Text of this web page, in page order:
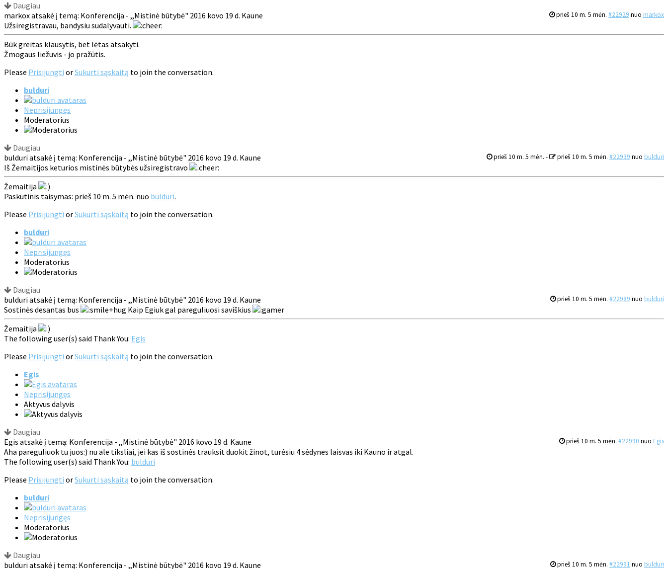
Daugiau
prieš 10 m. 5 mėn. #22929 nuo markox
markox atsakė į temą: Konferencija - ,,Mistinė būtybė" 2016 kovo 19 d. Kaune
Užsiregistravau, bandysiu sudalyvauti.
Būk greitas klausytis, bet lėtas atsakyti.
Žmogaus liežuvis - jo pražūtis.
Please Prisijungti orSukurti sąskaitą to join the conversation.
bulduri
Neprisijungęs
Moderatorius
Daugiau
prieš 10 m. 5 mėn. - prieš 10 m. 5 mėn. #22939 nuo bulduri
bulduri atsakė į temą: Konferencija - ,,Mistinė būtybė" 2016 kovo 19 d. Kaune
Iš Žemaitijos keturios mistinės būtybės užsiregistravo
Žemaitija
Paskutinis taisymas: prieš 10 m. 5 mėn. nuo bulduri.
Please Prisijungti orSukurti sąskaitą to join the conversation.
bulduri
Neprisijungęs
Moderatorius
Daugiau
prieš 10 m. 5 mėn. #22989 nuo bulduri
bulduri atsakė į temą: Konferencija - ,,Mistinė būtybė" 2016 kovo 19 d. Kaune
Sostinės desantas bus
Kaip Egiuk gal pareguliuosi saviškius
Žemaitija
The following user(s) said Thank You: Egis
Please Prisijungti orSukurti sąskaitą to join the conversation.
Egis
Neprisijungęs
Aktyvus dalyvis
Daugiau
prieš 10 m. 5 mėn. #22990 nuo Egis
Egis atsakė į temą: Konferencija - ,,Mistinė būtybė" 2016 kovo 19 d. Kaune
Aha pareguliuok tu juos:) nu ale tiksliai, jei kas iš sostinės trauksit duokit žinot, turėsiu 4 sėdynes laisvas iki Kauno ir atgal.
The following user(s) said Thank You: bulduri
Please Prisijungti orSukurti sąskaitą to join the conversation.
bulduri
Neprisijungęs
Moderatorius
Daugiau
prieš 10 m. 5 mėn. #22991 nuo bulduri
bulduri atsakė į temą: Konferencija - ,,Mistinė būtybė" 2016 kovo 19 d. Kaune